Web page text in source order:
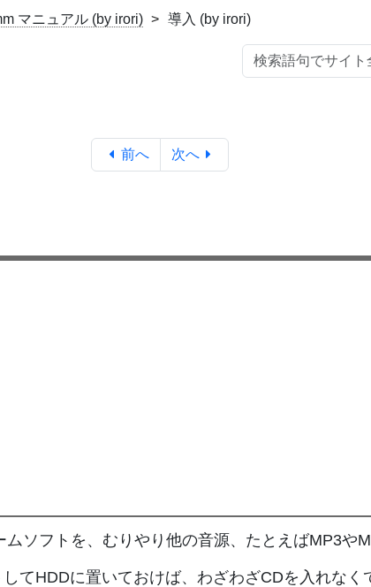
マニュアル (by irori) 導入 (by irori)
前へ 次へ
ムソフトを、むりやり他の音源、たとえばMP3
てHDDに置いておけば、わざわざCDを入れな